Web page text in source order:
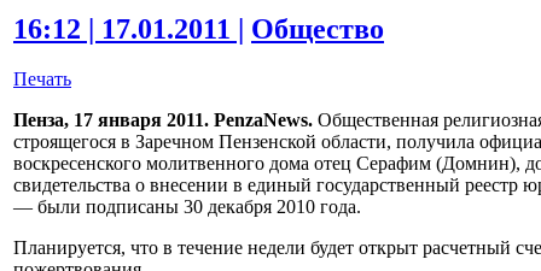
16:12 | 17.01.2011 | Общество
Печать
Пенза, 17 января 2011. PenzaNews. Общественная
строящегося в Заречном Пензенской области, получила
воскресенского молитвенного дома отец Серафим (Домнин),
свидетельства о внесении в единый государственный реестр
— были подписаны 30 декабря 2010 года.
Планируется, что в течение недели будет открыт расчетный